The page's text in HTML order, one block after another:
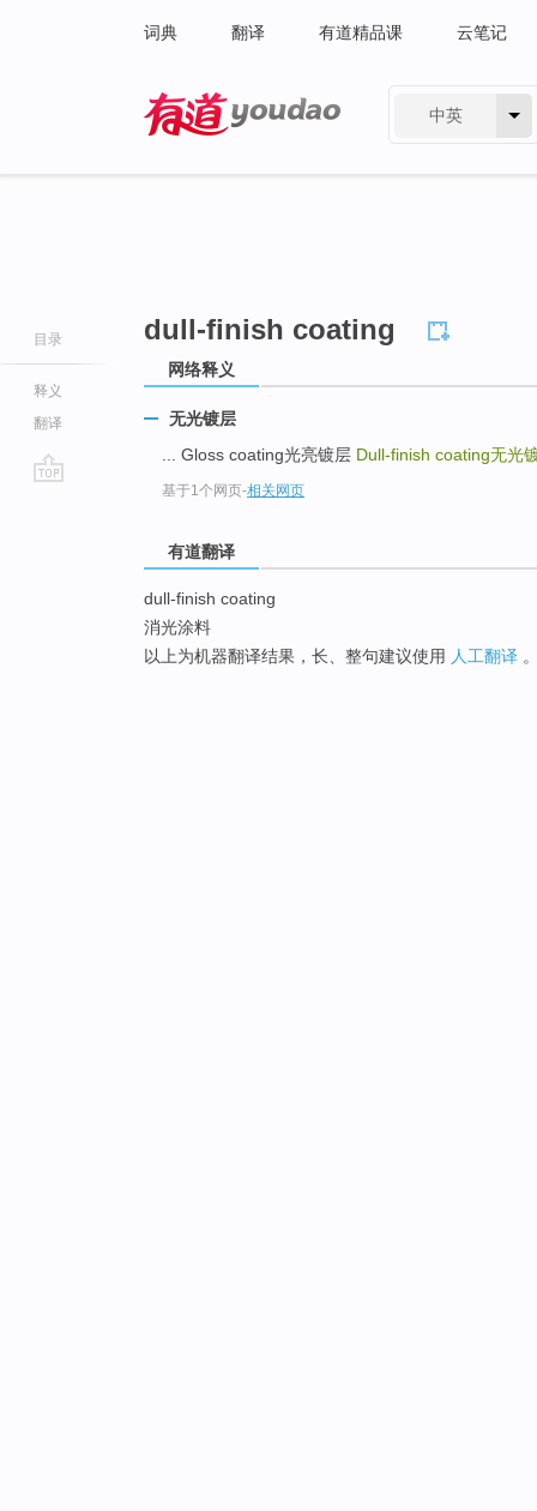
词典 翻译 有道精品课 云笔记
中英
目录
释义
翻译
dull-finish coating
网络释义
无光镀层
... Gloss coating光亮镀层 Dull-finish coating无光
基于1个网页-相关网页
有道翻译
dull-finish coating
消光涂料
以上为机器翻译结果，长、整句建议使用 人工翻译